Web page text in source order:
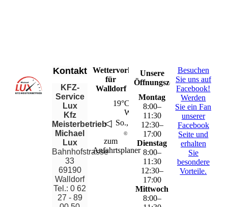
Kontakt
KFZ-
Service
Lux
Kfz
Meisterbetrieb
Michael
Lux
Bahnhofstrasse
33
69190
Walldorf
Tel.: 0 62
27 - 89
Wettervorhersage
für
Walldorf
19°C – 36°C
Wolkig
◁ So., 9. Aug.. ▶
© wetter.net
zum
Anfahrtsplaner
Unsere
Öffnungszeiten
Montag
8:00–
11 :30
12:30–
17:00
Dienstag
8:00–
11 :30
12:30–
17:00
Mittwoch
8:00–
Besuchen
Sie uns auf
Facebook!
Werden
Sie ein Fan
unserer
Facebook
Seite und
erhalten
Sie
besondere
Vorteile.